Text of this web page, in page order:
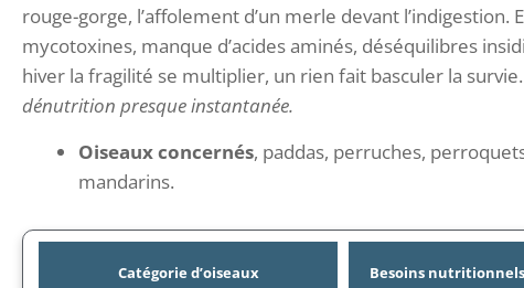
rouge-gorge, l’affolement d’un merle devant l’indigestion.
mycotoxines, manque d’acides aminés, déséquilibres
hiver la fragilité se multiplier, un rien fait basculer la survie.
dénutrition presque instantanée.
Oiseaux concernés, paddas, perruches,
mandarins.
Catégorie d’oiseaux Besoins